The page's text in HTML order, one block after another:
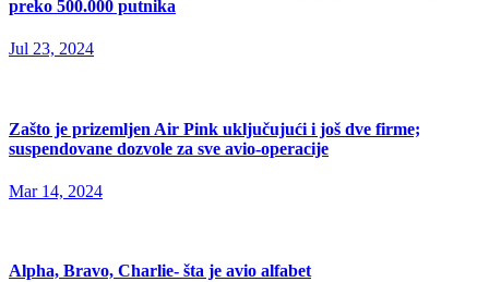
preko 500.000 putnika
Jul 23, 2024
Zašto je prizemljen Air Pink uključujući i još dve firme;
suspendovane dozvole za sve avio-operacije
Mar 14, 2024
Alpha, Bravo, Charlie- šta je avio alfabet